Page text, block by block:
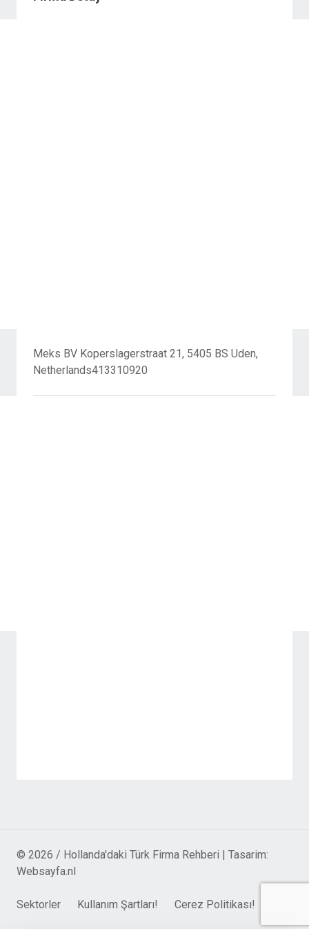
Meks BV Koperslagerstraat 21, 5405 BS Uden,
Netherlands413310920
© 2026 / Hollanda'daki Türk Firma Rehberi | Tasarim:
Websayfa.nl
Sektorler Kullanım Şartları! Cerez Politikası!